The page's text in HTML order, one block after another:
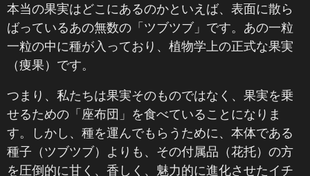
本当の果実はどこにあるのかといえば、表面に散ら
ばっているあの無数の「ツブツブ」です。あの一粒
一粒の中に種が入っており、植物学上の正式な果実
（痩果）です。
つまり、私たちは果実そのものではなく、果実を乗
せるための「座布団」を食べていることになりま
す。しかし、種を運んでもらうために、本体である
種子（ツブツブ）よりも、その付属品（花托）の方
を圧倒的に甘く、香しく、魅力的に進化させたイチ